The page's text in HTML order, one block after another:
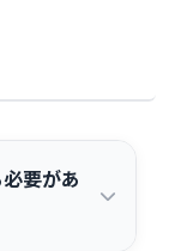
ンスを重
素への取
、企業価
きます。
用でき、
し、オフ
合は停電
要があ